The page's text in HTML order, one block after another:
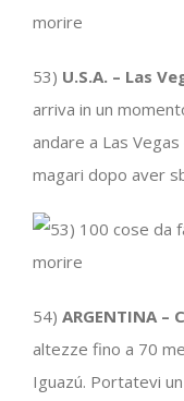
53) U.S.A. – Las
arriva in un
andare a Las
magari dopo aver
54) ARGENTINA –
altezze fino a 70
Iguazú. Portatevi